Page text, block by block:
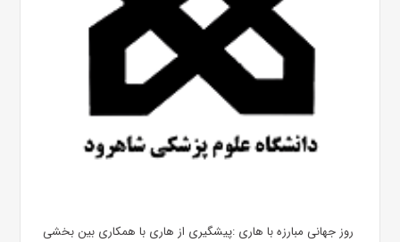
روز جهانی مبارزه با هاری :پیشگیری از هاری با همکاری بین بخشی